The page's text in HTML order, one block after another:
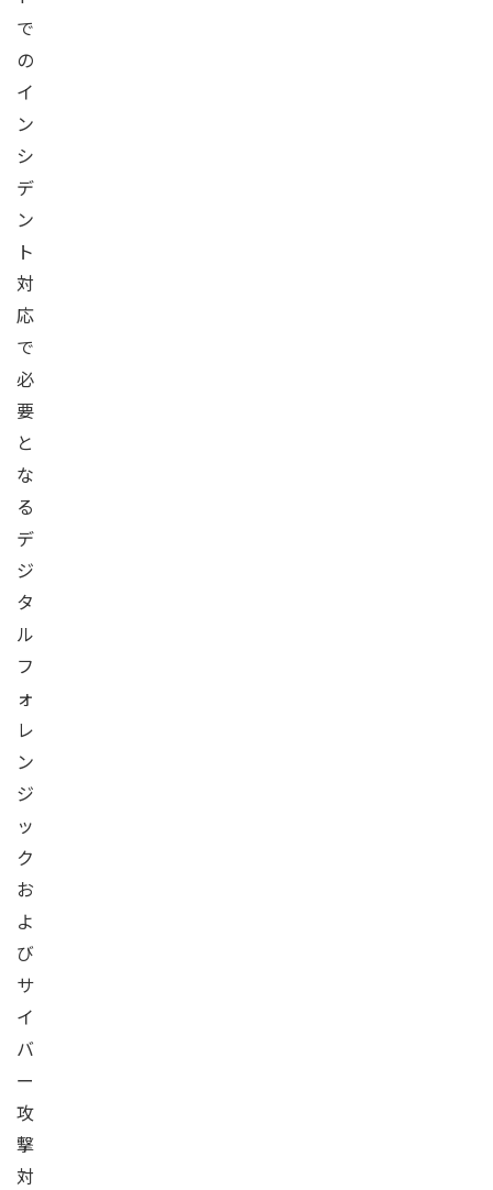
で
の
イ
ン
シ
デ
ン
ト
対
応
で
必
要
と
な
る
デ
ジ
タ
ル
フ
ォ
レ
ン
ジ
ッ
ク
お
よ
び
サ
イ
バ
ー
攻
撃
対